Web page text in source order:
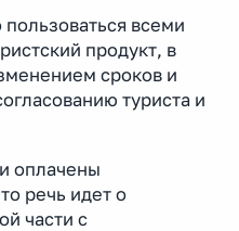
всеми
продукт, в
сроков и
туриста и
оплачены
речь идет о
части с